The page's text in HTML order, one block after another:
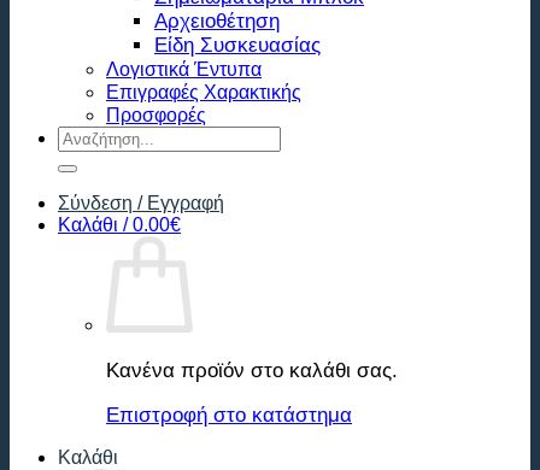
Αρχειοθέτηση
Είδη Συσκευασίας
Λογιστικά Έντυπα
Επιγραφές Χαρακτικής
Προσφορές
Αναζήτηση
για:
Σύνδεση / Εγγραφή
Καλάθι /0.00€
Κανένα προϊόν στο καλάθι σας.
Επιστροφή στο κατάστημα
Καλάθι